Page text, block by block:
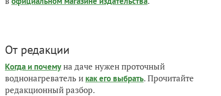
От редакции
Когда и почемуна даче нужен проточный
воднонагреватель и как его выбрать. Прочитайте
редакционный разбор.